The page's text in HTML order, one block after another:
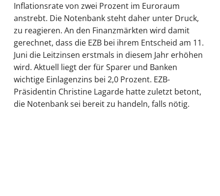
Inflationsrate von zwei Prozent im Euroraum
anstrebt. Die Notenbank steht daher unter Druck,
zu reagieren. An den Finanzmärkten wird damit
gerechnet, dass die EZB bei ihrem Entscheid am 11.
Juni die Leitzinsen erstmals in diesem Jahr erhöhen
wird. Aktuell liegt der für Sparer und Banken
wichtige Einlagenzins bei 2,0 Prozent. EZB-
Präsidentin Christine Lagarde hatte zuletzt betont,
die Notenbank sei bereit zu handeln, falls nötig.